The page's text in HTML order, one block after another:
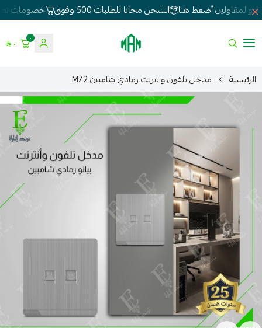
الشحن مجانا للطلبات 500 وفوق خصومات تصل 80% لطلبات
الموسى للإنارة
٠ ٠
الرئيسية مدخل تلفون وانترنت رمادي شامبين MZ2